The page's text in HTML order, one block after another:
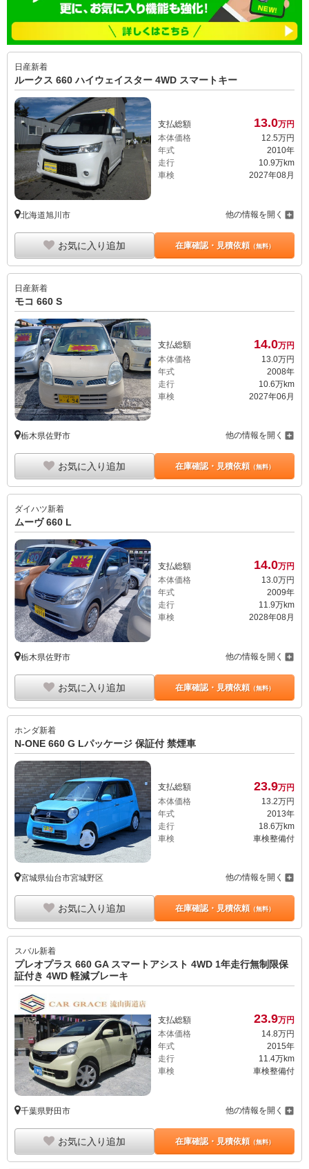
日産新着
ルークス 660 ハイウェイスター 4WD スマートキー
支払総額 13.0万円
本体価格
12.5万円
年式
2010年
走行
10.9万km
車検
2027年08月
北海道旭川市 他の情報を開く
お気に入り追加 在庫確認・見積依頼（無料）
日産新着
モコ 660 S
支払総額 14.0万円
本体価格
13. 0万円
年式
2008年
走行
10.6万km
車検
2027年06月
栃木県佐野市 他の情報を開く
お気に入り追加 在庫確認・見積依頼（無料）
ダイハツ新着
ムーヴ 660 L
支払総額 14.0万円
本体価格
13.0万円
年式
2009年
走行
11.9万km
車検
2028年08月
栃木県佐野市 他の情報を開く
お気に入り追加 在庫確認・見積依頼（無料）
ホンダ新着
N-ONE 660 G Lパッケージ 保証付 禁煙車
支払総額 23.9万円
本体価格
13. 2万円
年式
2013年
走行
18.6万km
車検
車検整備付
宮城県仙台市宮城野区 他の情報を開く
お気に入り追加 在庫確認・見積依頼（無料）
スバル新着
プレオプラス 660 GA スマートアシスト 4WD 1年走行無制限保
証付き 4WD 軽減ブレーキ
支払総額 23.9万円
本体価格
14.8万円
年式
2015年
走行
11.4万km
車検
車検整備付
千葉県野田市 他の情報を開く
お気に入り追加 在庫確認・見積依頼（無料）